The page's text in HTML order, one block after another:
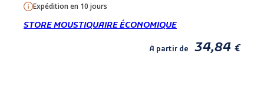
Expédition en 10 jours
STORE MOUSTIQUAIRE ÉCONOMIQUE
À partir de 34,84 €